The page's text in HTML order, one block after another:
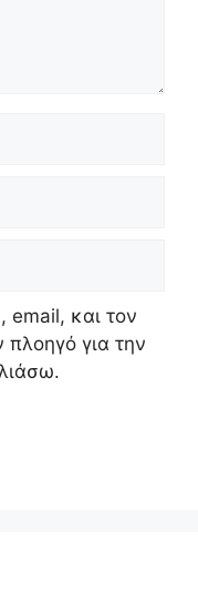
email, και τον
πλοηγό για την